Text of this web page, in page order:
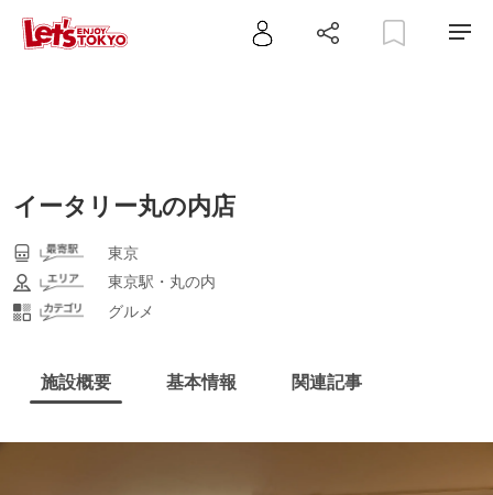
イータリー丸の内店
東京
東京駅・丸の内
グルメ
施設概要 基本情報 関連記事